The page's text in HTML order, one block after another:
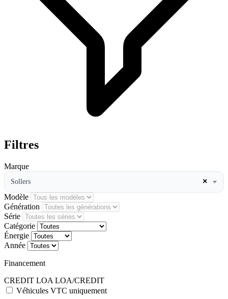
Filtres
Marque
×
Sollers
Modèle
Génération
Série
Catégorie
Énergie
Année
Financement
CREDIT LOA LOA/CREDIT
Véhicules VTC uniquement